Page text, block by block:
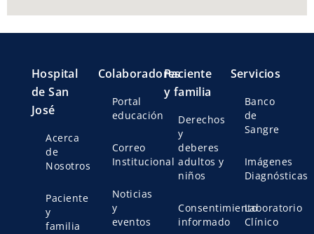
Hospital
de San
José
Acerca
de
Nosotros
Paciente
y
familia
Colaboradores
Portal
educación
Correo
Institucional
Noticias
y
eventos
Paciente
y familia
Derechos
y
deberes
adultos y
niños
Consentimiento
informado
Servicios
Banco
de
Sangre
Imágenes
Diagnósticas
Laboratorio
Clínico